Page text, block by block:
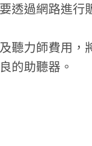
透過網路進行
聽力師費用，
的助聽器。